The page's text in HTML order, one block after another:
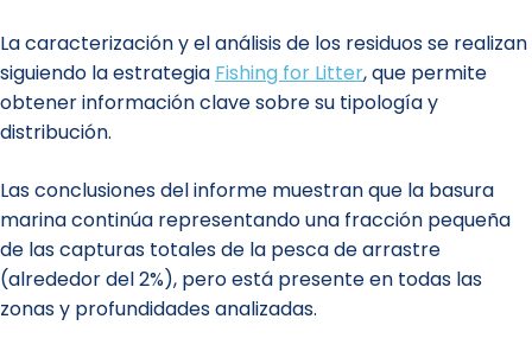
La caracterización y el análisis de los residuos se realizan
siguiendo la estrategia Fishing for Litter, que permite
obtener información clave sobre su tipología y
distribución.
Las conclusiones del informe muestran que la basura
marina continúa representando una fracción pequeña
de las capturas totales de la pesca de arrastre
(alrededor del 2%), pero está presente en todas las
zonas y profundidades analizadas.